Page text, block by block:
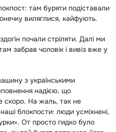
там буряти подіставали
виляглися, кайфують.
почали стріляти. Далі ми
забрав чоловік і вивіз вже у
з українськими
надією, що
На жаль, так не
блокпости: люди усміхнені,
От просто гидко було